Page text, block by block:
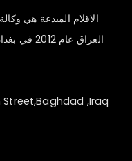
الاقلام المبدعة هي
العراق
,Iraq